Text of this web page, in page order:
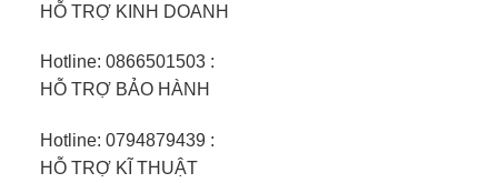
HỖ TRỢ KINH DOANH
Hotline: 0866501503 :
HỖ TRỢ BẢO HÀNH
Hotline: 0794879439 :
HỖ TRỢ KĨ THUẬT